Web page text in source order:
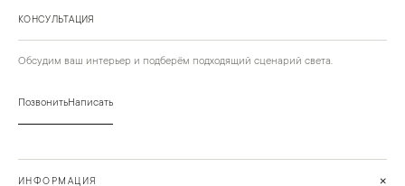
КОНСУЛЬТАЦИЯ
Обсудим ваш интерьер и подберём подходящий сценарий света.
ПозвонитьНаписать
ИНФОРМАЦИЯ +